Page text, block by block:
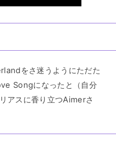
をさ迷うようにただた
Songになったと（自分
アスに香り立つAimerさ